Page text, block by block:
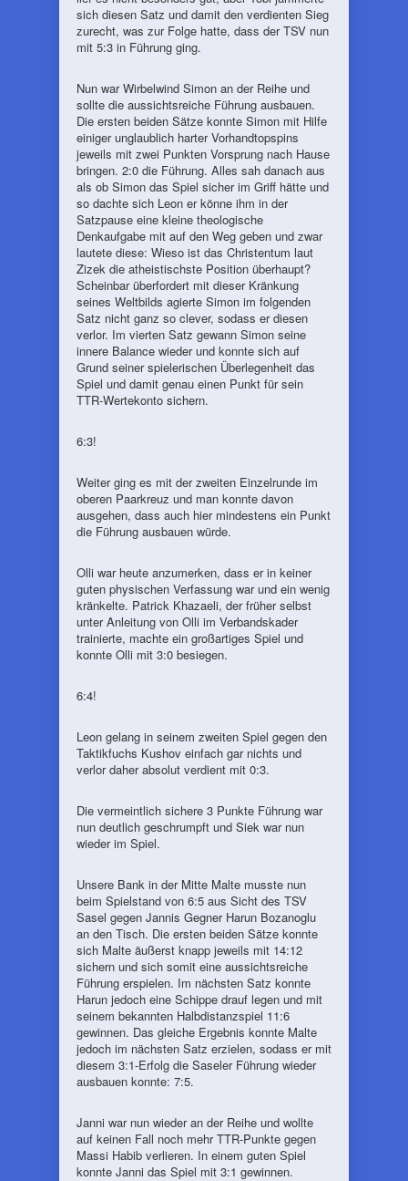
sich diesen Satz und damit den verdienten Sieg
zurecht, was zur Folge hatte, dass der TSV nun
mit 5:3 in Führung ging.
Nun war Wirbelwind Simon an der Reihe und
sollte die aussichtsreiche Führung ausbauen.
Die ersten beiden Sätze konnte Simon mit Hilfe
einiger unglaublich harter Vorhandtopspins
jeweils mit zwei Punkten Vorsprung nach Hause
bringen. 2:0 die Führung. Alles sah danach aus
als ob Simon das Spiel sicher im Griff hätte und
so dachte sich Leon er könne ihm in der
Satzpause eine kleine theologische
Denkaufgabe mit auf den Weg geben und zwar
lautete diese: Wieso ist das Christentum laut
Zizek die atheistischste Position überhaupt?
Scheinbar überfordert mit dieser Kränkung
seines Weltbilds agierte Simon im folgenden
Satz nicht ganz so clever, sodass er diesen
verlor. Im vierten Satz gewann Simon seine
innere Balance wieder und konnte sich auf
Grund seiner spielerischen Überlegenheit das
Spiel und damit genau einen Punkt für sein
TTR-Wertekonto sichern.
6:3!
Weiter ging es mit der zweiten Einzelrunde im
oberen Paarkreuz und man konnte davon
ausgehen, dass auch hier mindestens ein Punkt
die Führung ausbauen würde.
Olli war heute anzumerken, dass er in keiner
guten physischen Verfassung war und ein wenig
kränkelte. Patrick Khazaeli, der früher selbst
unter Anleitung von Olli im Verbandskader
trainierte, machte ein großartiges Spiel und
konnte Olli mit 3:0 besiegen.
6:4!
Leon gelang in seinem zweiten Spiel gegen den
Taktikfuchs Kushov einfach gar nichts und
verlor daher absolut verdient mit 0:3.
Die vermeintlich sichere 3 Punkte Führung war
nun deutlich geschrumpft und Siek war nun
wieder im Spiel.
Unsere Bank in der Mitte Malte musste nun
beim Spielstand von 6:5 aus Sicht des TSV
Sasel gegen Jannis Gegner Harun Bozanoglu
an den Tisch. Die ersten beiden Sätze konnte
sich Malte äußerst knapp jeweils mit 14:12
sichern und sich somit eine aussichtsreiche
Führung erspielen. Im nächsten Satz konnte
Harun jedoch eine Schippe drauf legen und mit
seinem bekannten Halbdistanzspiel 11:6
gewinnen. Das gleiche Ergebnis konnte Malte
jedoch im nächsten Satz erzielen, sodass er mit
diesem 3:1-Erfolg die Saseler Führung wieder
ausbauen konnte: 7:5.
Janni war nun wieder an der Reihe und wollte
auf keinen Fall noch mehr TTR-Punkte gegen
Massi Habib verlieren. In einem guten Spiel
konnte Janni das Spiel mit 3:1 gewinnen.